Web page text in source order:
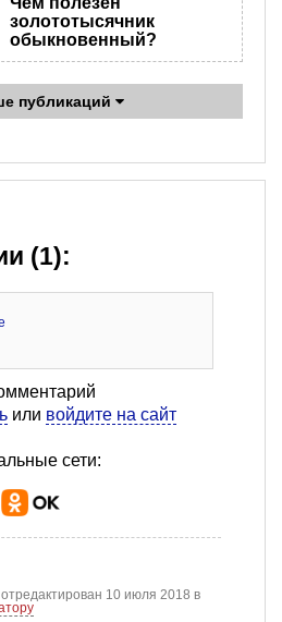
золототысячник
обыкновенный?
публикаций
(1):
или войдите на сайт
сети:
отредактирован 10 июля 2018 в